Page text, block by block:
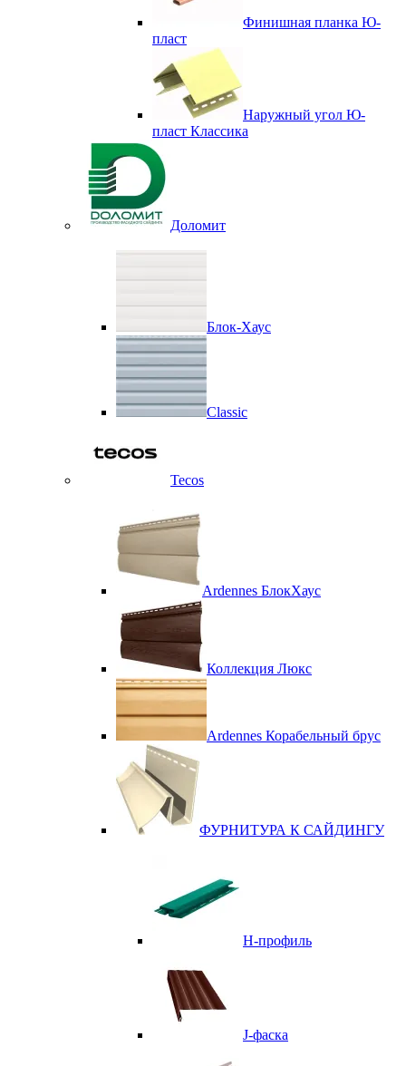
Финишная планка Ю-
пласт
Наружный угол Ю-
пласт Классика
Доломит
Блок-Хаус
Classic
Tecos
Ardennes БлокХаус
Коллекция Люкс
Ardennes Корабельный брус
ФУРНИТУРА К САЙДИНГУ
Н-профиль
J-фаска